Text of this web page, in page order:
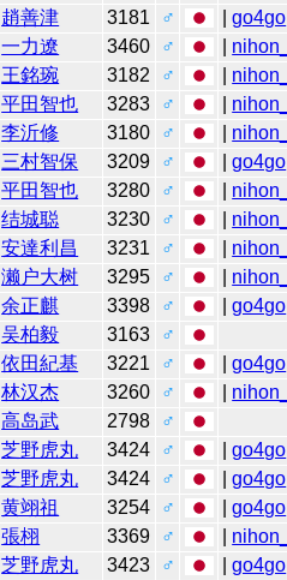
趙善津 3181 ♂ |go4go
一力遼 3460 ♂
王銘琬 3182 ♂
平田智也 3283 ♂
李沂修 3180 ♂
三村智保 3209 ♂ |go4go
平田智也 3280 ♂
结城聪 3230 ♂
安達利昌 3231 ♂
濑户大树 3295 ♂
余正麒 3398 ♂ |go4go
吴柏毅 3163
♂
依田紀基 3221 ♂ |go4go
林汉杰 3260 ♂
高岛武 2798
♂
芝野虎丸 3424 ♂ |go4go
芝野虎丸 3424 ♂ |go4go
黄翊祖 3254 ♂ |go4go
張栩 3369 ♂
芝野虎丸 3423 ♂ |go4go